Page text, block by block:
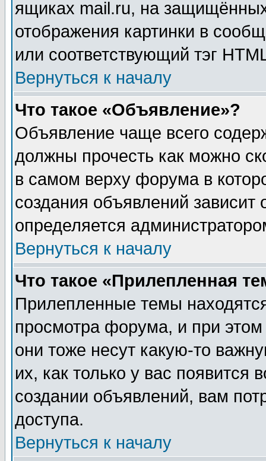
ящиках mail.ru, на
отображения картинки в
или соответствующий тэг
Вернуться к началу
Что такое «Объявление»?
Объявление чаще всего
должны прочесть как можно
в самом верху форума в
создания объявлений зависит
определяется
Вернуться к началу
Что такое «Прилепленная
Прилепленные темы
просмотра форума, и при
они тоже несут какую-то
их, как только у вас появится
создании объявлений, вам
доступа.
Вернуться к началу